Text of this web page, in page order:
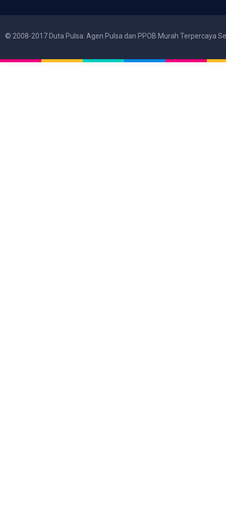
© 2008-2017 Duta Pulsa: Agen Pulsa dan PPOB Murah Terpercaya